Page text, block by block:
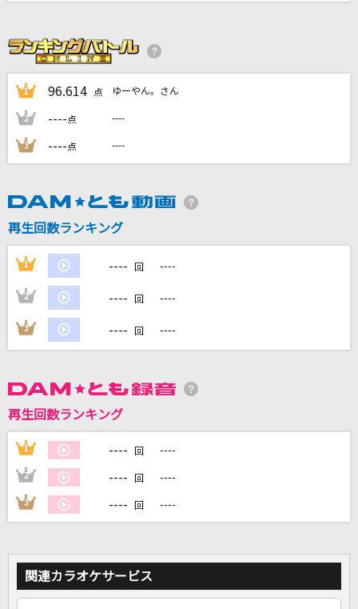
ライラック
Mrs. GREEN APPLE
どんな未来にも愛はある
flumpool
[生音]I LOVE YOU
The Bravest Destiny
トイ☆ガンガン(CV:前野智昭・松岡禎丞・小松未可子)
DAMの新曲・ランキングなど
DAMに会員登録・ログインして
カラオケをもっと楽しもう！
1 96.614 点 ゆーやん。さん
2 ----点 ----
3 ----点 ----
再生回数ランキング
1 ---- 回 ----
2 ---- 回 ----
3 ---- 回 ----
再生回数ランキング
1 ---- 回 ----
2 ---- 回 ----
3 ---- 回 ----
関連カラオケサービス